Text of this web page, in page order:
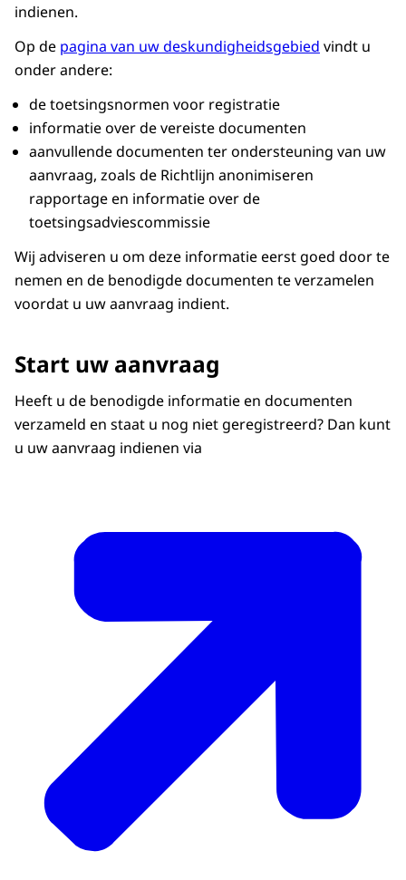
indienen.
Op de pagina van uw deskundigheidsgebied vindt u
onder andere:
de toetsingsnormen voor registratie
informatie over de vereiste documenten
aanvullende documenten ter ondersteuning van uw
aanvraag, zoals de Richtlijn anonimiseren
rapportage en informatie over de
toetsingsadviescommissie
Wij adviseren u om deze informatie eerst goed door te
nemen en de benodigde documenten te verzamelen
voordat u uw aanvraag indient.
Start uw aanvraag
Heeft u de benodigde informatie en documenten
verzameld en staat u nog niet geregistreerd? Dan kunt
u uw aanvraag indienen via